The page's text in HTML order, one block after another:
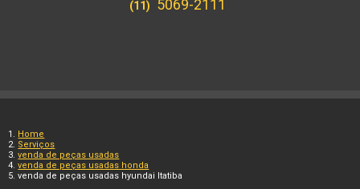
(11) 5069-2111
Home
Serviços
venda de peças usadas
venda de peças usadas honda
venda de peças usadas hyundai Itatiba